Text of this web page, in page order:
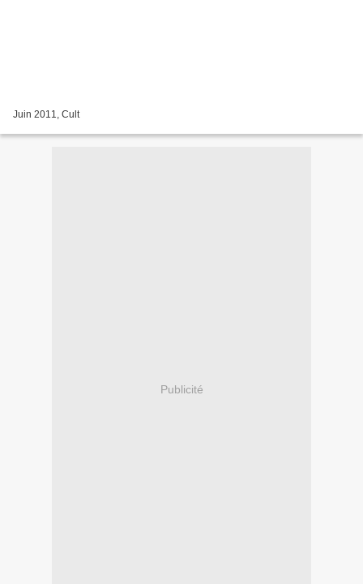
Juin 2011, Cult
Publicité